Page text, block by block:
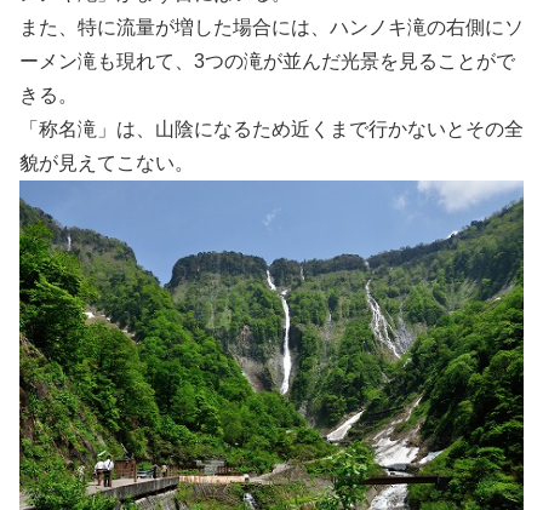
また、特に流量が増した場合には、ハンノキ滝の右側にソ
ーメン滝も現れて、3つの滝が並んだ光景を見ることがで
きる。
「称名滝」は、山陰になるため近くまで行かないとその全
貌が見えてこない。